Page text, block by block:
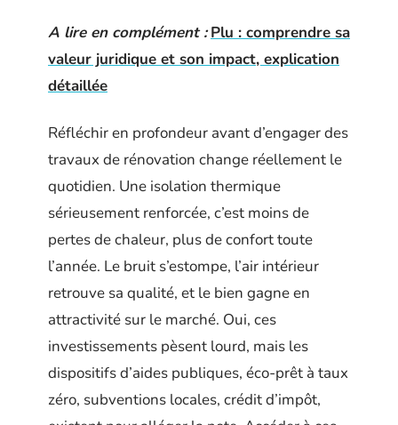
A lire en complément : Plu : comprendre sa
valeur juridique et son impact, explication
détaillée
Réfléchir en profondeur avant d’engager des
travaux de rénovation change réellement le
quotidien. Une isolation thermique
sérieusement renforcée, c’est moins de
pertes de chaleur, plus de confort toute
l’année. Le bruit s’estompe, l’air intérieur
retrouve sa qualité, et le bien gagne en
attractivité sur le marché. Oui, ces
investissements pèsent lourd, mais les
dispositifs d’aides publiques, éco-prêt à taux
zéro, subventions locales, crédit d’impôt,